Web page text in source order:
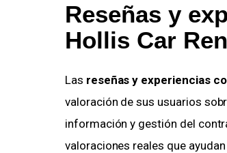
Reseñas y
Hollis Car
Las reseñas y experiencias
valoración de sus usuarios
información y gestión del
valoraciones reales que